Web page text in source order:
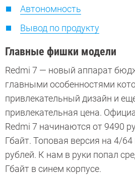
Автономность
Вывод по продукту
Главные фишки модели
Redmi 7 — новый аппарат
главными особенностями
привлекательный дизайн и
привлекательная цена.
Redmi 7 начинаются от 9490
Гбайт. Топовая версия на 4/64
рублей. К нам в руки попал
Гбайт в синем корпусе.